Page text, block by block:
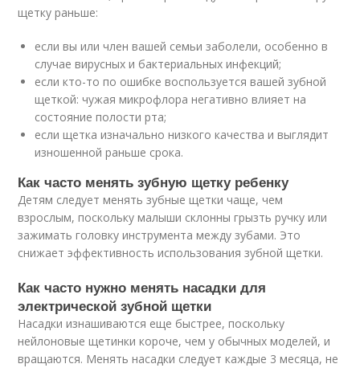
щетку раньше:
если вы или член вашей семьи заболели, особенно в
случае вирусных и бактериальных инфекций;
если кто-то по ошибке воспользуется вашей зубной
щеткой: чужая микрофлора негативно влияет на
состояние полости рта;
если щетка изначально низкого качества и выглядит
изношенной раньше срока.
Как часто менять зубную щетку ребенку
Детям следует менять зубные щетки чаще, чем
взрослым, поскольку малыши склонны грызть ручку или
зажимать головку инструмента между зубами. Это
снижает эффективность использования зубной щетки.
Как часто нужно менять насадки для
электрической зубной щетки
Насадки изнашиваются еще быстрее, поскольку
нейлоновые щетинки короче, чем у обычных моделей, и
вращаются. Менять насадки следует каждые 3 месяца, не